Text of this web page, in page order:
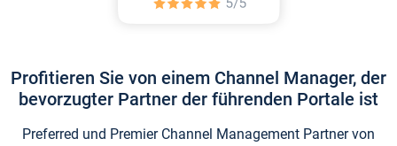
Profitieren Sie von einem Channel Manager, der
bevorzugter Partner der führenden Portale ist
Preferred und Premier Channel Management Partner von